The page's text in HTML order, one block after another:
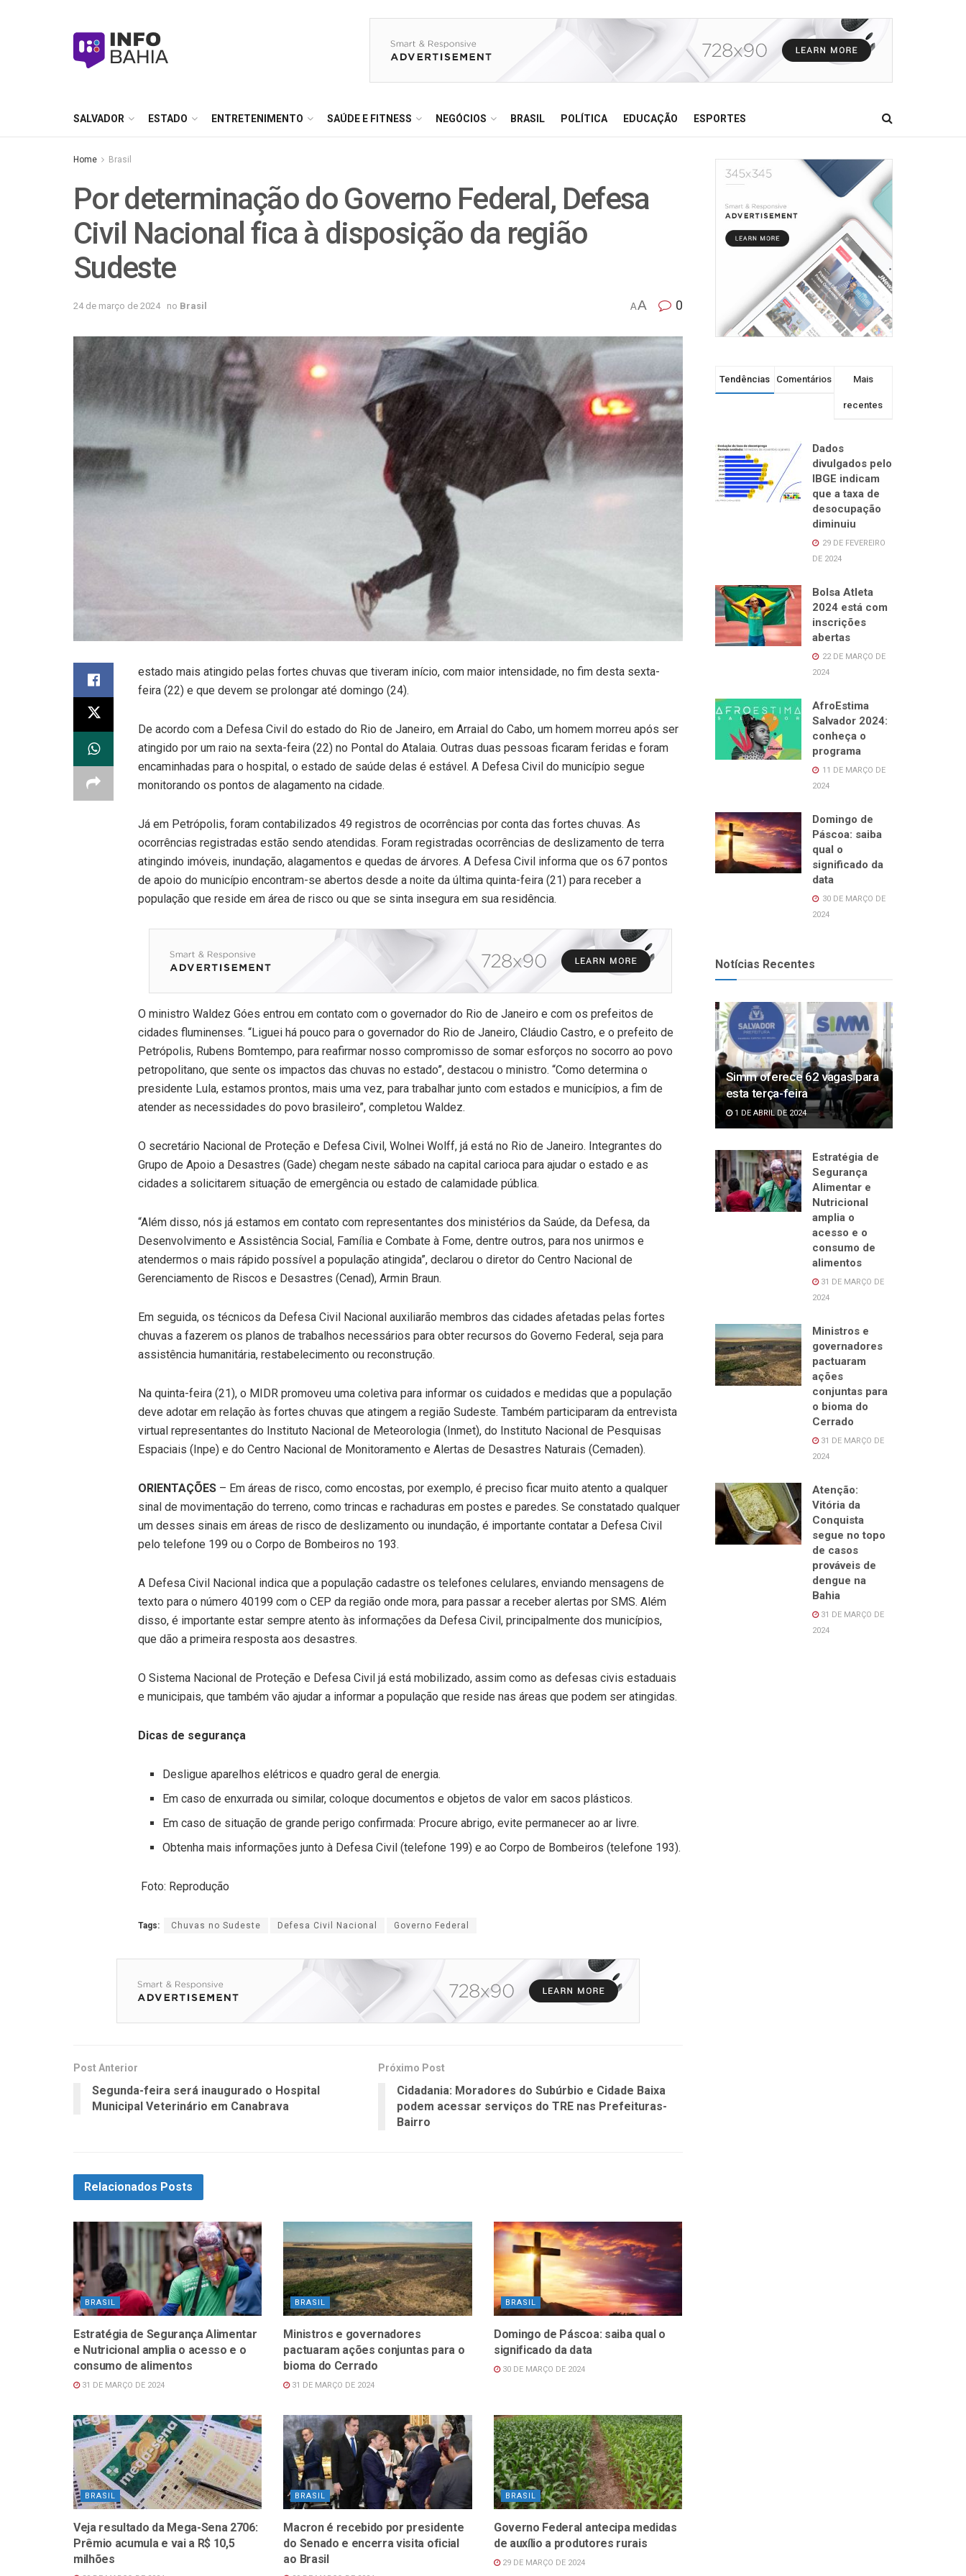
SALVADOR ESTADO ENTRETENIMENTO SAÚDE E FITNESS NEGÓCIOS BRASIL POLÍTICA EDUCAÇÃO ESPORTES
Home Brasil
Por determinação do Governo Federal, Defesa
Civil Nacional fica à disposição da região
Sudeste
24 de março de 2024 no Brasil AA 0
estado mais atingido pelas fortes chuvas que tiveram início, com maior intensidade, no fim desta sexta-
feira (22) e que devem se prolongar até domingo (24).
De acordo com a Defesa Civil do estado do Rio de Janeiro, em Arraial do Cabo, um homem morreu após ser
atingido por um raio na sexta-feira (22) no Pontal do Atalaia. Outras duas pessoas ficaram feridas e foram
encaminhadas para o hospital, o estado de saúde delas é estável. A Defesa Civil do município segue
monitorando os pontos de alagamento na cidade.
Já em Petrópolis, foram contabilizados 49 registros de ocorrências por conta das fortes chuvas. As
ocorrências registradas estão sendo atendidas. Foram registradas ocorrências de deslizamento de terra
atingindo imóveis, inundação, alagamentos e quedas de árvores. A Defesa Civil informa que os 67 pontos
de apoio do município encontram-se abertos desde a noite da última quinta-feira (21) para receber a
população que reside em área de risco ou que se sinta insegura em sua residência.
O ministro Waldez Góes entrou em contato com o governador do Rio de Janeiro e com os prefeitos de
cidades fluminenses. “Liguei há pouco para o governador do Rio de Janeiro, Cláudio Castro, e o prefeito de
Petrópolis, Rubens Bomtempo, para reafirmar nosso compromisso de somar esforços no socorro ao povo
petropolitano, que sente os impactos das chuvas no estado”, destacou o ministro. “Como determina o
presidente Lula, estamos prontos, mais uma vez, para trabalhar junto com estados e municípios, a fim de
atender as necessidades do povo brasileiro”, completou Waldez.
O secretário Nacional de Proteção e Defesa Civil, Wolnei Wolff, já está no Rio de Janeiro. Integrantes do
Grupo de Apoio a Desastres (Gade) chegam neste sábado na capital carioca para ajudar o estado e as
cidades a solicitarem situação de emergência ou estado de calamidade pública.
“Além disso, nós já estamos em contato com representantes dos ministérios da Saúde, da Defesa, da
Desenvolvimento e Assistência Social, Família e Combate à Fome, dentre outros, para nos unirmos e
atendermos o mais rápido possível a população atingida”, declarou o diretor do Centro Nacional de
Gerenciamento de Riscos e Desastres (Cenad), Armin Braun.
Em seguida, os técnicos da Defesa Civil Nacional auxiliarão membros das cidades afetadas pelas fortes
chuvas a fazerem os planos de trabalhos necessários para obter recursos do Governo Federal, seja para
assistência humanitária, restabelecimento ou reconstrução.
Na quinta-feira (21), o MIDR promoveu uma coletiva para informar os cuidados e medidas que a população
deve adotar em relação às fortes chuvas que atingem a região Sudeste. Também participaram da entrevista
virtual representantes do Instituto Nacional de Meteorologia (Inmet), do Instituto Nacional de Pesquisas
Espaciais (Inpe) e do Centro Nacional de Monitoramento e Alertas de Desastres Naturais (Cemaden).
ORIENTAÇÕES – Em áreas de risco, como encostas, por exemplo, é preciso ficar muito atento a qualquer
sinal de movimentação do terreno, como trincas e rachaduras em postes e paredes. Se constatado qualquer
um desses sinais em áreas de risco de deslizamento ou inundação, é importante contatar a Defesa Civil
pelo telefone 199 ou o Corpo de Bombeiros no 193.
A Defesa Civil Nacional indica que a população cadastre os telefones celulares, enviando mensagens de
texto para o número 40199 com o CEP da região onde mora, para passar a receber alertas por SMS. Além
disso, é importante estar sempre atento às informações da Defesa Civil, principalmente dos municípios,
que dão a primeira resposta aos desastres.
‌O Sistema Nacional de Proteção e Defesa Civil já está mobilizado, assim como as defesas civis estaduais
e municipais, que também vão ajudar a informar a população que reside nas áreas que podem ser atingidas.
Dicas de segurança
Desligue aparelhos elétricos e quadro geral de energia.
Em caso de enxurrada ou similar, coloque documentos e objetos de valor em sacos plásticos.
Em caso de situação de grande perigo confirmada: Procure abrigo, evite permanecer ao ar livre.
Obtenha mais informações junto à Defesa Civil (telefone 199) e ao Corpo de Bombeiros (telefone 193).
Foto: Reprodução
Tags: Chuvas no Sudeste Defesa Civil Nacional Governo Federal
Post Anterior
Segunda-feira será inaugurado o Hospital
Municipal Veterinário em Canabrava
Próximo Post
Cidadania: Moradores do Subúrbio e Cidade Baixa
podem acessar serviços do TRE nas Prefeituras-
Bairro
Relacionados Posts
BRASIL
Estratégia de Segurança Alimentar
e Nutricional amplia o acesso e o
consumo de alimentos
31 DE MARÇO DE 2024
BRASIL
Ministros e governadores
pactuaram ações conjuntas para o
bioma do Cerrado
31 DE MARÇO DE 2024
BRASIL
Domingo de Páscoa: saiba qual o
significado da data
30 DE MARÇO DE 2024
BRASIL
Veja resultado da Mega-Sena 2706:
Prêmio acumula e vai a R$ 10,5
milhões
BRASIL
Macron é recebido por presidente
do Senado e encerra visita oficial
ao Brasil
BRASIL
Governo Federal antecipa medidas
de auxílio a produtores rurais
29 DE MARÇO DE 2024
Tendências Comentários Mais
recentes
Dados
divulgados pelo
IBGE indicam
que a taxa de
desocupação
diminuiu
29 DE FEVEREIRO
DE 2024
Bolsa Atleta
2024 está com
inscrições
abertas
22 DE MARÇO DE
2024
AfroEstima
Salvador 2024:
conheça o
programa
11 DE MARÇO DE
2024
Domingo de
Páscoa: saiba
qual o
significado da
data
30 DE MARÇO DE
2024
Notícias Recentes
Simm oferece 62 vagas para
esta terça-feira
1 DE ABRIL DE 2024
Estratégia de
Segurança
Alimentar e
Nutricional
amplia o
acesso e o
consumo de
alimentos
31 DE MARÇO DE
2024
Ministros e
governadores
pactuaram
ações
conjuntas para
o bioma do
Cerrado
31 DE MARÇO DE
2024
Atenção:
Vitória da
Conquista
segue no topo
de casos
prováveis de
dengue na
Bahia
31 DE MARÇO DE
2024